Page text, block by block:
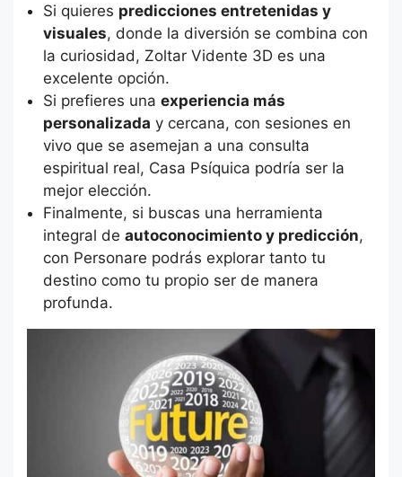
Si quieres predicciones entretenidas y
visuales, donde la diversión se combina con
la curiosidad, Zoltar Vidente 3D es una
excelente opción.
Si prefieres una experiencia más
personalizada y cercana, con sesiones en
vivo que se asemejan a una consulta
espiritual real, Casa Psíquica podría ser la
mejor elección.
Finalmente, si buscas una herramienta
integral de autoconocimiento y predicción,
con Personare podrás explorar tanto tu
destino como tu propio ser de manera
profunda.